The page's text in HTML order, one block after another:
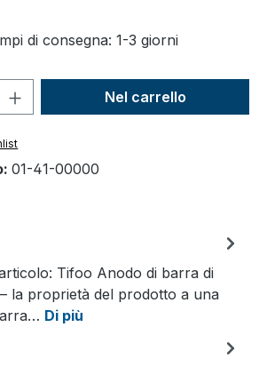
di consegna: 1-3 giorni
prodotto: inserisci la
Nel carrello
01-41-00000
Tifoo Anodo di barra di
la proprietà del prodotto a una
Di più